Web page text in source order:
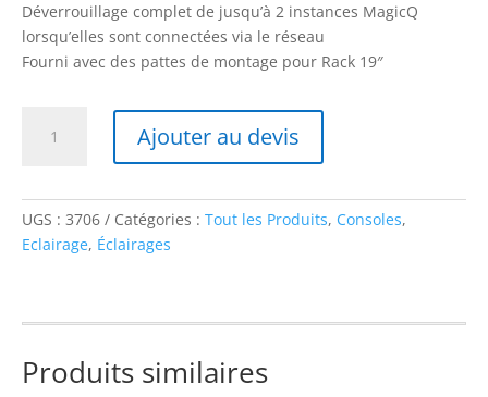
Déverrouillage complet de jusqu’à 2 instances MagicQ
lorsqu’elles sont connectées via le réseau
Fourni avec des pattes de montage pour Rack 19″
Node
Chamsys
Ajouter au devis
UGS : 3706 Catégories : Tout les Produits, Consoles,
Eclairage, Éclairages
Produits similaires